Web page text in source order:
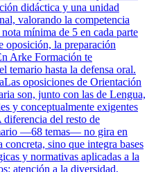
didáctica y una unidad
valorando la competencia
mínima de 5 en cada parte
oposición, la preparación
Arke Formación te
temario hasta la defensa oral.
Las oposiciones de Orientación
son, junto con las de Lengua,
y conceptualmente exigentes
del resto de
—68 temas— no gira en
concreta, sino que integra bases
y normativas aplicadas a la
atención a la diversidad,